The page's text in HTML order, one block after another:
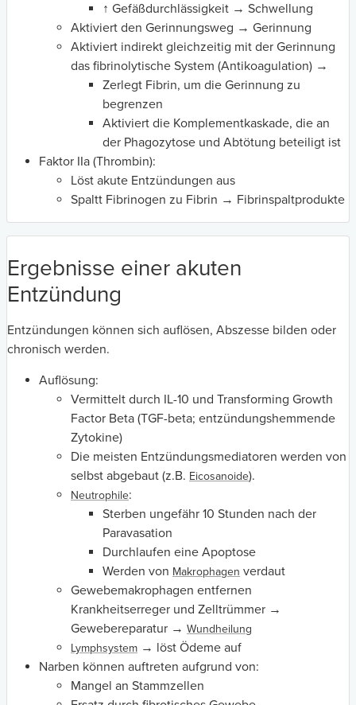
↑ Gefäßdurchlässigkeit → Schwellung
Aktiviert den Gerinnungsweg → Gerinnung
Aktiviert indirekt gleichzeitig mit der Gerinnung
das fibrinolytische System (Antikoagulation) →
Zerlegt Fibrin, um die Gerinnung zu
begrenzen
Aktiviert die Komplementkaskade, die an
der Phagozytose und Abtötung beteiligt ist
Faktor IIa (Thrombin):
Löst akute Entzündungen aus
Spaltt Fibrinogen zu Fibrin → Fibrinspaltprodukte
Ergebnisse einer akuten
Entzündung
Entzündungen können sich auflösen, Abszesse bilden oder
chronisch werden.
Auflösung:
Vermittelt durch IL-10 und Transforming Growth
Factor Beta (TGF-beta; entzündungshemmende
Zytokine)
Die meisten Entzündungsmediatoren werden von
selbst abgebaut (z.B. Eicosanoide).
Neutrophile:
Sterben ungefähr 10 Stunden nach der
Paravasation
Durchlaufen eine Apoptose
Werden von Makrophagen verdaut
Gewebemakrophagen entfernen
Krankheitserreger und Zelltrümmer →
Gewebereparatur → Wundheilung
Lymphsystem → löst Ödeme auf
Narben können auftreten aufgrund von:
Mangel an Stammzellen